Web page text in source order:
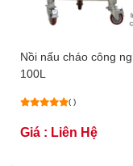
Nồi nấu cháo công
100L
( )
Giá : Liên Hệ